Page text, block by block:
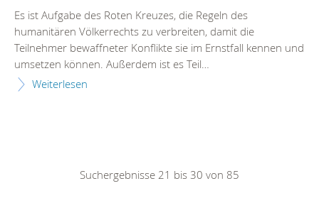
Es ist Aufgabe des Roten Kreuzes, die Regeln des
humanitären Völkerrechts zu verbreiten, damit die
Teilnehmer bewaffneter Konflikte sie im Ernstfall kennen und
umsetzen können. Außerdem ist es Teil…
Weiterlesen
Suchergebnisse 21 bis 30 von 85